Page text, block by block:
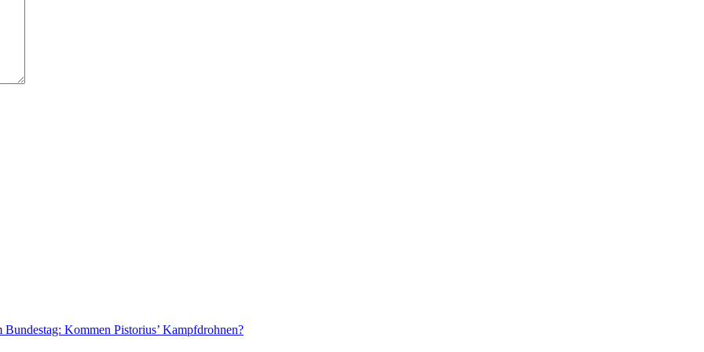
Kommen Pistorius’ Kampfdrohnen?